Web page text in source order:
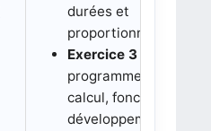
durées et
proportionnalité.
Exercice 3 :
programme de
calcul, fonctions,
développement